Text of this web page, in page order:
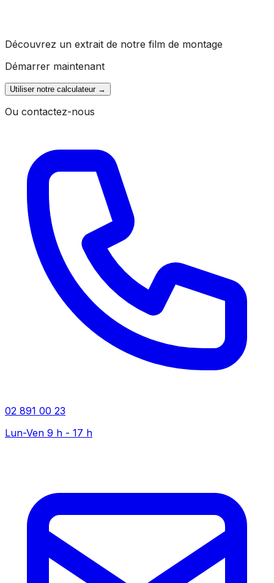
Découvrez un extrait de notre film de montage
Démarrer maintenant
Utiliser notre calculateur→
Ou contactez-nous
02 891 00 23
Lun-Ven 9 h - 17 h